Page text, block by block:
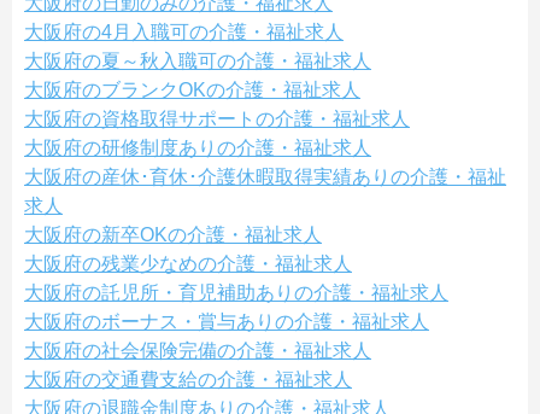
大阪府の4月入職可の介護・福祉求人
大阪府の夏～秋入職可の介護・福祉求人
大阪府のブランクOKの介護・福祉求人
大阪府の資格取得サポートの介護・福祉求人
大阪府の研修制度ありの介護・福祉求人
大阪府の産休･育休･介護休暇取得実績ありの介護・福祉
求人
大阪府の新卒OKの介護・福祉求人
大阪府の残業少なめの介護・福祉求人
大阪府の託児所・育児補助ありの介護・福祉求人
大阪府のボーナス・賞与ありの介護・福祉求人
大阪府の社会保険完備の介護・福祉求人
大阪府の交通費支給の介護・福祉求人
大阪府の退職金制度ありの介護・福祉求人